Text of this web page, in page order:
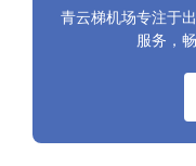
青云梯机场专注于
服务，